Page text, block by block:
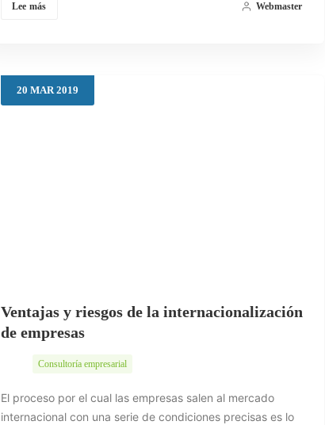
Lee más Webmaster
20 MAR2019
Ventajas y riesgos de la internacionalización
de empresas
Consultoría empresarial
El proceso por el cual las empresas salen al mercado
internacional con una serie de condiciones precisas es lo